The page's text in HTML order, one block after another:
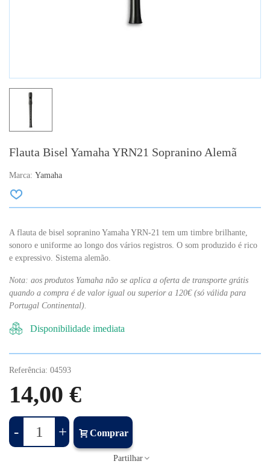
Flauta Bisel Yamaha YRN21 Sopranino Alemã
Marca: Yamaha
A flauta de bisel sopranino Yamaha YRN-21 tem um timbre brilhante,
sonoro e uniforme ao longo dos vários registros. O som produzido é rico
e expressivo. Sistema alemão.
Nota: aos produtos Yamaha não se aplica a oferta de transporte grátis
quando a compra é de valor igual ou superior a 120€ (só válida para
Portugal Continental).
Disponibilidade imediata
Referência: 04593
14,00 €
- + Comprar
Partilhar